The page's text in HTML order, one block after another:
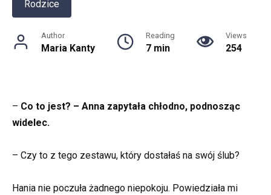
Rodzice
Author
Maria Kanty
Reading
7 min
Views
254
– Co to jest? – Anna zapytała chłodno, podnosząc
widelec.
– Czy to z tego zestawu, który dostałaś na swój ślub?
Hania nie poczuła żadnego niepokoju. Powiedziała mi